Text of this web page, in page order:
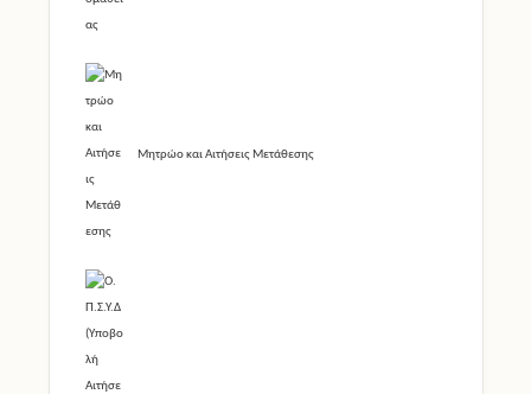
Μητρώο και Αιτήσεις Μετάθεσης